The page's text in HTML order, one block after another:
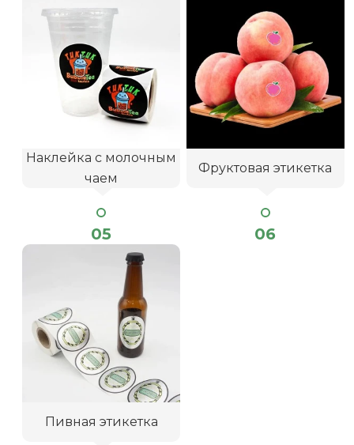
Наклейка с молочным
чаем
05
Фруктовая этикетка
06
Пивная этикетка